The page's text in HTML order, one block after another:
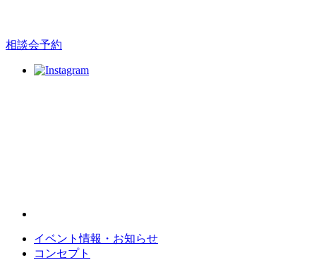
相談会予約
イベント情報・お知らせ
コンセプト